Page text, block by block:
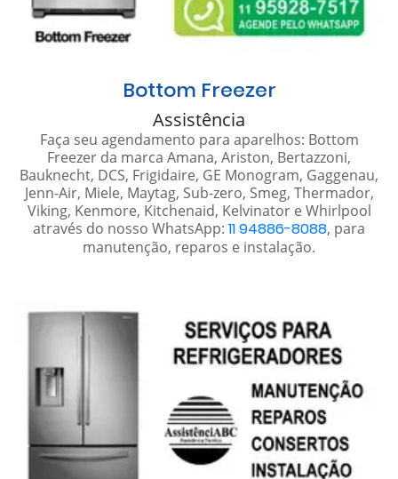
Bottom Freezer
Assistência
Faça seu agendamento para aparelhos: Bottom
Freezer da marca Amana, Ariston, Bertazzoni,
Bauknecht, DCS, Frigidaire, GE Monogram, Gaggenau,
Jenn-Air, Miele, Maytag, Sub-zero, Smeg, Thermador,
Viking, Kenmore, Kitchenaid, Kelvinator e Whirlpool
através do nosso WhatsApp: 11 94886-8088, para
manutenção, reparos e instalação.